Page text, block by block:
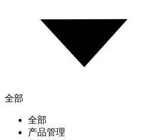
全部
全部
产品管理